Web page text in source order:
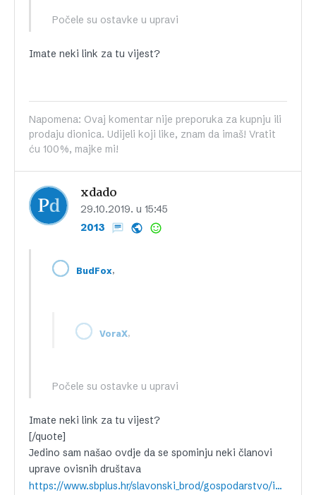
Počele su ostavke u upravi
Imate neki link za tu vijest?
Napomena: Ovaj komentar nije preporuka za kupnju ili
prodaju dionica. Udijeli koji like, znam da imaš! Vratit
ću 100%, majke mi!
xdado
29.10.2019. u 15:45
2013
BudFox,
VoraX,
Počele su ostavke u upravi
Imate neki link za tu vijest?
[/quote]
Jedino sam našao ovdje da se spominju neki članovi
uprave ovisnih društava
https://www.sbplus.hr/slavonski_brod/gospodarstvo/industrija/dio_radnika_u_duri_dobio_placu_vecina_nastavlja_sa_strajkom.aspx#.XbhPFq8o9hE